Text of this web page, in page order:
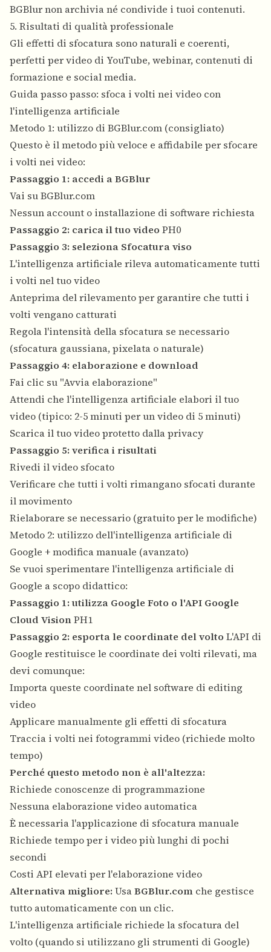
BGBlur non archivia né condivide i tuoi contenuti.
5. Risultati di qualità professionale
Gli effetti di sfocatura sono naturali e coerenti,
perfetti per video di YouTube, webinar, contenuti di
formazione e social media.
Guida passo passo: sfoca i volti nei video con
l'intelligenza artificiale
Metodo 1: utilizzo di BGBlur.com (consigliato)
Questo è il metodo più veloce e affidabile per sfocare
i volti nei video:
Passaggio 1: accedi a BGBlur
Vai suBGBlur.com
Nessun account o installazione di software richiesta
Passaggio 2: carica il tuo video PH0
Passaggio 3: seleziona Sfocatura viso
L'intelligenza artificiale rileva automaticamente tutti
i volti nel tuo video
Anteprima del rilevamento per garantire che tutti i
volti vengano catturati
Regola l'intensità della sfocatura se necessario
(sfocatura gaussiana, pixelata o naturale)
Passaggio 4: elaborazione e download
Fai clic su "Avvia elaborazione"
Attendi che l'intelligenza artificiale elabori il tuo
video (tipico: 2-5 minuti per un video di 5 minuti)
Scarica il tuo video protetto dalla privacy
Passaggio 5: verifica i risultati
Rivedi il video sfocato
Verificare che tutti i volti rimangano sfocati durante
il movimento
Rielaborare se necessario (gratuito per le modifiche)
Metodo 2: utilizzo dell'intelligenza artificiale di
Google + modifica manuale (avanzato)
Se vuoi sperimentare l'intelligenza artificiale di
Google a scopo didattico:
Passaggio 1: utilizza Google Foto o l'API Google
Cloud VisionPH1
Passaggio 2: esporta le coordinate del volto L'API di
Google restituisce le coordinate dei volti rilevati, ma
devi comunque:
Importa queste coordinate nel software di editing
video
Applicare manualmente gli effetti di sfocatura
Traccia i volti nei fotogrammi video (richiede molto
tempo)
Perché questo metodo non è all'altezza:
Richiede conoscenze di programmazione
Nessuna elaborazione video automatica
È necessaria l'applicazione di sfocatura manuale
Richiede tempo per i video più lunghi di pochi
secondi
Costi API elevati per l'elaborazione video
Alternativa migliore: UsaBGBlur.com che gestisce
tutto automaticamente con un clic.
L'intelligenza artificiale richiede la sfocatura del
volto (quando si utilizzano gli strumenti di Google)